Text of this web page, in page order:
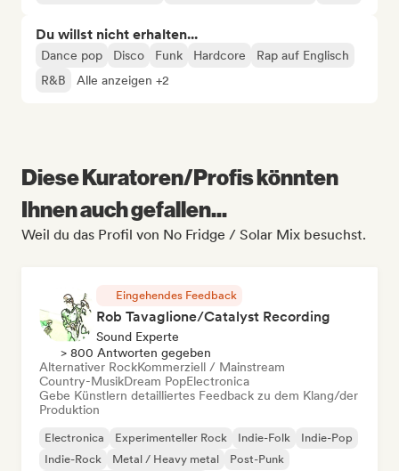
Du willst nicht erhalten...
Dance pop Disco Funk Hardcore
Rap auf Englisch
R&B
Alle anzeigen +2
Diese Kuratoren/Profis könnten
Ihnen auch gefallen...
Weil du das Profil von No Fridge / Solar Mix besuchst.
Eingehendes Feedback
Rob Tavaglione/Catalyst Recording
Sound Experte
> 800 Antworten gegeben
Alternativer RockKommerziell / Mainstream
Country-MusikDream PopElectronica
Gebe Künstlern detailliertes Feedback zu dem Klang/der
Produktion
Electronica Experimenteller Rock Indie-Folk
Indie-Pop
Indie-Rock
Metal / Heavy metal
Post-Punk